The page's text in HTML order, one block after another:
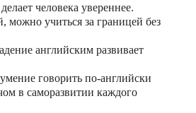
человека увереннее.
можно учиться за границей без
английским развивает
говорить по-английски
в саморазвитии каждого